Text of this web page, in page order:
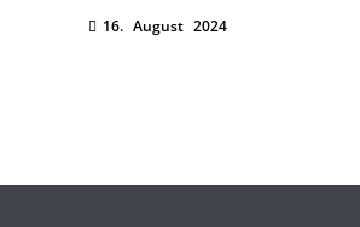
16. August 2024